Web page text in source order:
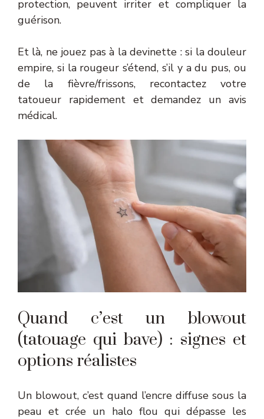
protection, peuvent irriter et compliquer la
guérison.
Et là, ne jouez pas à la devinette : si la douleur
empire, si la rougeur s’étend, s’il y a du pus, ou
de la fièvre/frissons, recontactez votre
tatoueur rapidement et demandez un avis
médical.
Quand c’est un blowout
(tatouage qui bave) : signes et
options réalistes
Un blowout, c’est quand l’encre diffuse sous la
peau et crée un halo flou qui dépasse les